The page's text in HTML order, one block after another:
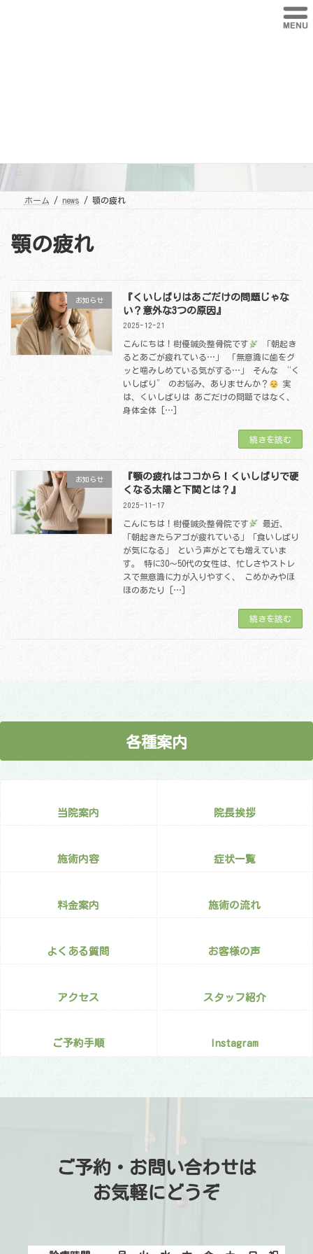
ホーム news 顎の疲れ
顎の疲れ
お知らせ
『くいしばりはあごだけの問題じゃな
い？意外な3つの原因』
2025-12-21
こんにちは！樹優鍼灸整骨院です
「朝起き
るとあごが疲れている…」 「無意識に歯をグ
ッと噛みしめている気がする…」 そんな “く
いしばり” のお悩み、ありませんか？
実
は、くいしばりは あごだけの問題ではなく、
身体全体 […]
続きを読む
お知らせ
『顎の疲れはココから！くいしばりで硬
くなる太陽と下関とは？』
2025-11-17
こんにちは！樹優鍼灸整骨院です
最近、
「朝起きたらアゴが疲れている」「食いしばり
が気になる」 という声がとても増えていま
す。 特に30～50代の女性は、忙しさやストレ
スで無意識に力が入りやすく、 こめかみやほ
ほのあたり […]
続きを読む
各種案内
当院案内 院長挨拶
施術内容 症状一覧
料金案内 施術の流れ
よくある質問 お客様の声
アクセス スタッフ紹介
ご予約手順 Instagram
ご予約・お問い合わせは
お気軽にどうぞ